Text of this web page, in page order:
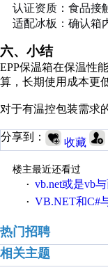
认证资质：食品接
适配冰板：确认箱
六、小结
EPP保温箱在保温性
算，长期使用成本更
对于有温控包装需求
分享到： 收藏
楼主最近还看过
· vb.net或是vb与西门子
· VB.NET和C#与三菱
热门招聘
相关主题